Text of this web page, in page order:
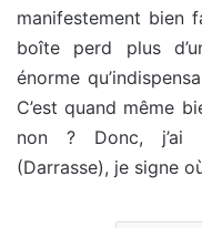
manifestement bien
boîte perd plus
énorme
C’est quand même
non ? Donc, j’ai
(Darrasse), je signe